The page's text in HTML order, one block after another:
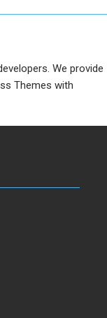
We provide
Themes with